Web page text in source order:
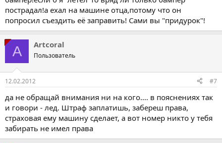
пострадал!а ехал на машине отца,потому что он
попросил съездить её заправить! Сами вы "придурок"!
A Artcoral
Пользователь
12.02.2012 #7
да не обращай внимания ни на кого.... в пояснениях так
и говори - лед. Штраф заплатишь, забереш права,
страховая ему машину сделает, а вот номер никто у тебя
забирать не имел права